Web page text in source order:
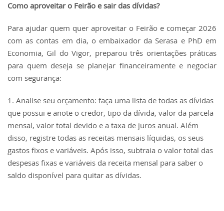
Como aproveitar o Feirão e sair das dívidas?
Para ajudar quem quer aproveitar o Feirão e começar 2026
com as contas em dia, o embaixador da Serasa e PhD em
Economia, Gil do Vigor, preparou três orientações práticas
para quem deseja se planejar financeiramente e negociar
com segurança:
1. Analise seu orçamento: faça uma lista de todas as dívidas
que possui e​ anote o credor, tipo da dívida, valor da parcela
mensal, valor total devido e a​ taxa de juros anual. Além
disso, registre todas as receitas mensais líquidas,​ os seus
gastos fixos e variáveis. Após isso, subtraia o valor total das​
despesas fixas e variáveis da receita mensal para saber o
saldo disponível para quitar as dívidas.